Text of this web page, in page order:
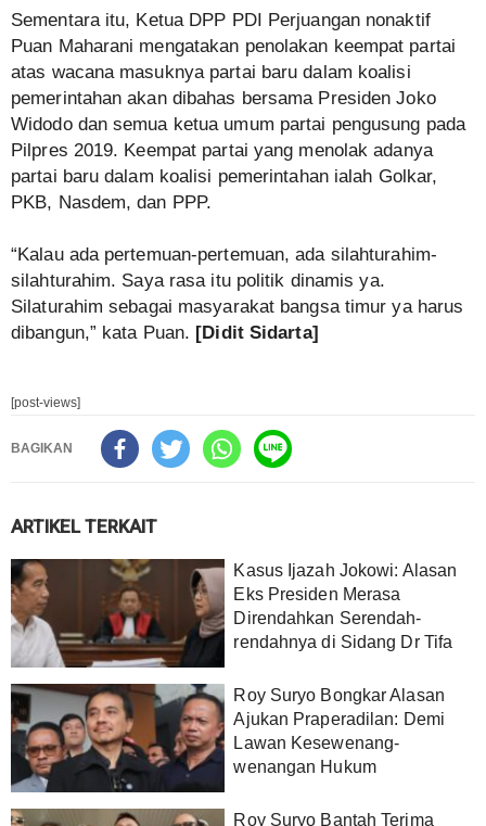
Sementara itu, Ketua DPP PDI Perjuangan nonaktif
Puan Maharani mengatakan penolakan keempat partai
atas wacana masuknya partai baru dalam koalisi
pemerintahan akan dibahas bersama Presiden Joko
Widodo dan semua ketua umum partai pengusung pada
Pilpres 2019. Keempat partai yang menolak adanya
partai baru dalam koalisi pemerintahan ialah Golkar,
PKB, Nasdem, dan PPP.
“Kalau ada pertemuan-pertemuan, ada silahturahim-
silahturahim. Saya rasa itu politik dinamis ya.
Silaturahim sebagai masyarakat bangsa timur ya harus
dibangun,” kata Puan. [Didit Sidarta]
[post-views]
BAGIKAN
ARTIKEL TERKAIT
Kasus Ijazah Jokowi: Alasan
Eks Presiden Merasa
Direndahkan Serendah-
rendahnya di Sidang Dr Tifa
Roy Suryo Bongkar Alasan
Ajukan Praperadilan: Demi
Lawan Kesewenang-
wenangan Hukum
Roy Suryo Bantah Terima